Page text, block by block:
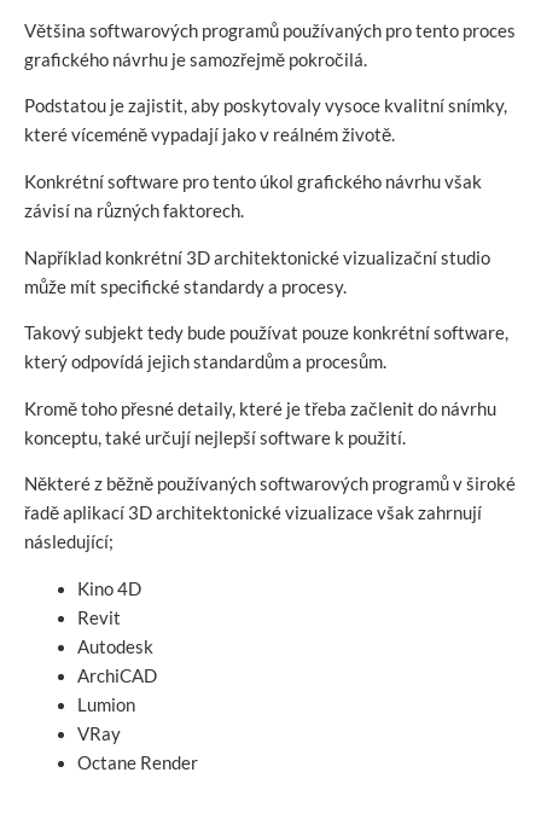
Většina softwarových programů používaných pro tento proces
grafického návrhu je samozřejmě pokročilá.
Podstatou je zajistit, aby poskytovaly vysoce kvalitní snímky,
které víceméně vypadají jako v reálném životě.
Konkrétní software pro tento úkol grafického návrhu však
závisí na různých faktorech.
Například konkrétní 3D architektonické vizualizační studio
může mít specifické standardy a procesy.
Takový subjekt tedy bude používat pouze konkrétní software,
který odpovídá jejich standardům a procesům.
Kromě toho přesné detaily, které je třeba začlenit do návrhu
konceptu, také určují nejlepší software k použití.
Některé z běžně používaných softwarových programů v široké
řadě aplikací 3D architektonické vizualizace však zahrnují
následující;
Kino 4D
Revit
Autodesk
ArchiCAD
Lumion
VRay
Octane Render